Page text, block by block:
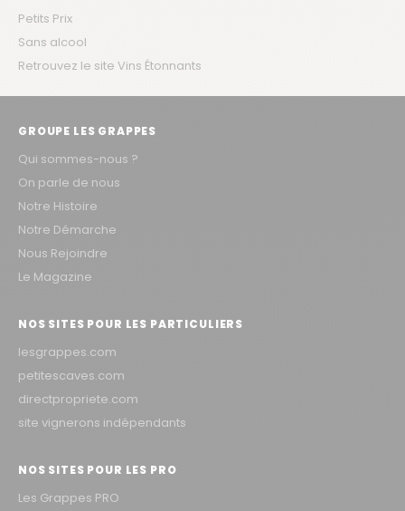
Petits Prix
Sans alcool
Retrouvez le site Vins Étonnants
GROUPE LES GRAPPES
Qui sommes-nous ?
On parle de nous
Notre Histoire
Notre Démarche
Nous Rejoindre
Le Magazine
NOS SITES POUR LES PARTICULIERS
lesgrappes.com
petitescaves.com
directpropriete.com
site vignerons indépendants
NOS SITES POUR LES PRO
Les Grappes PRO